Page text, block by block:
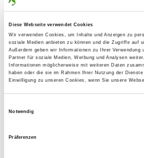
Diese Webseite verwendet Cookies
Wir verwenden Cookies, um Inhalte und Anzeigen zu
soziale Medien anbieten zu können und die Zugriffe auf
Außerdem geben wir Informationen zu Ihrer Verwendung
Partner für soziale Medien, Werbung und Analysen
Informationen möglicherweise mit weiteren Daten
haben oder die sie im Rahmen Ihrer Nutzung der
Einwilligung zu unseren Cookies, wenn Sie unsere
Notwendig
Präferenzen
Training ground:
Am Emminger Weg
56220 Bassenheim
Phone:
02625 4881
0160 2490024